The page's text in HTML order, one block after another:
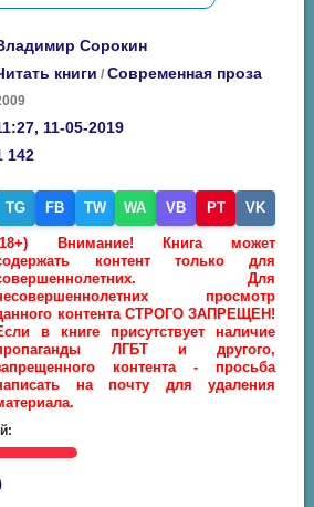
Сорокин
книги /Современная проза
11-05-2019
142
TG FB TW WA VB PT VK
Внимание! Книга может
контент только для
Для
просмотр
контента СТРОГО ЗАПРЕЩЕН!
в книге присутствует наличие
ЛГБТ и другого,
контента - просьба
на почту для удаления